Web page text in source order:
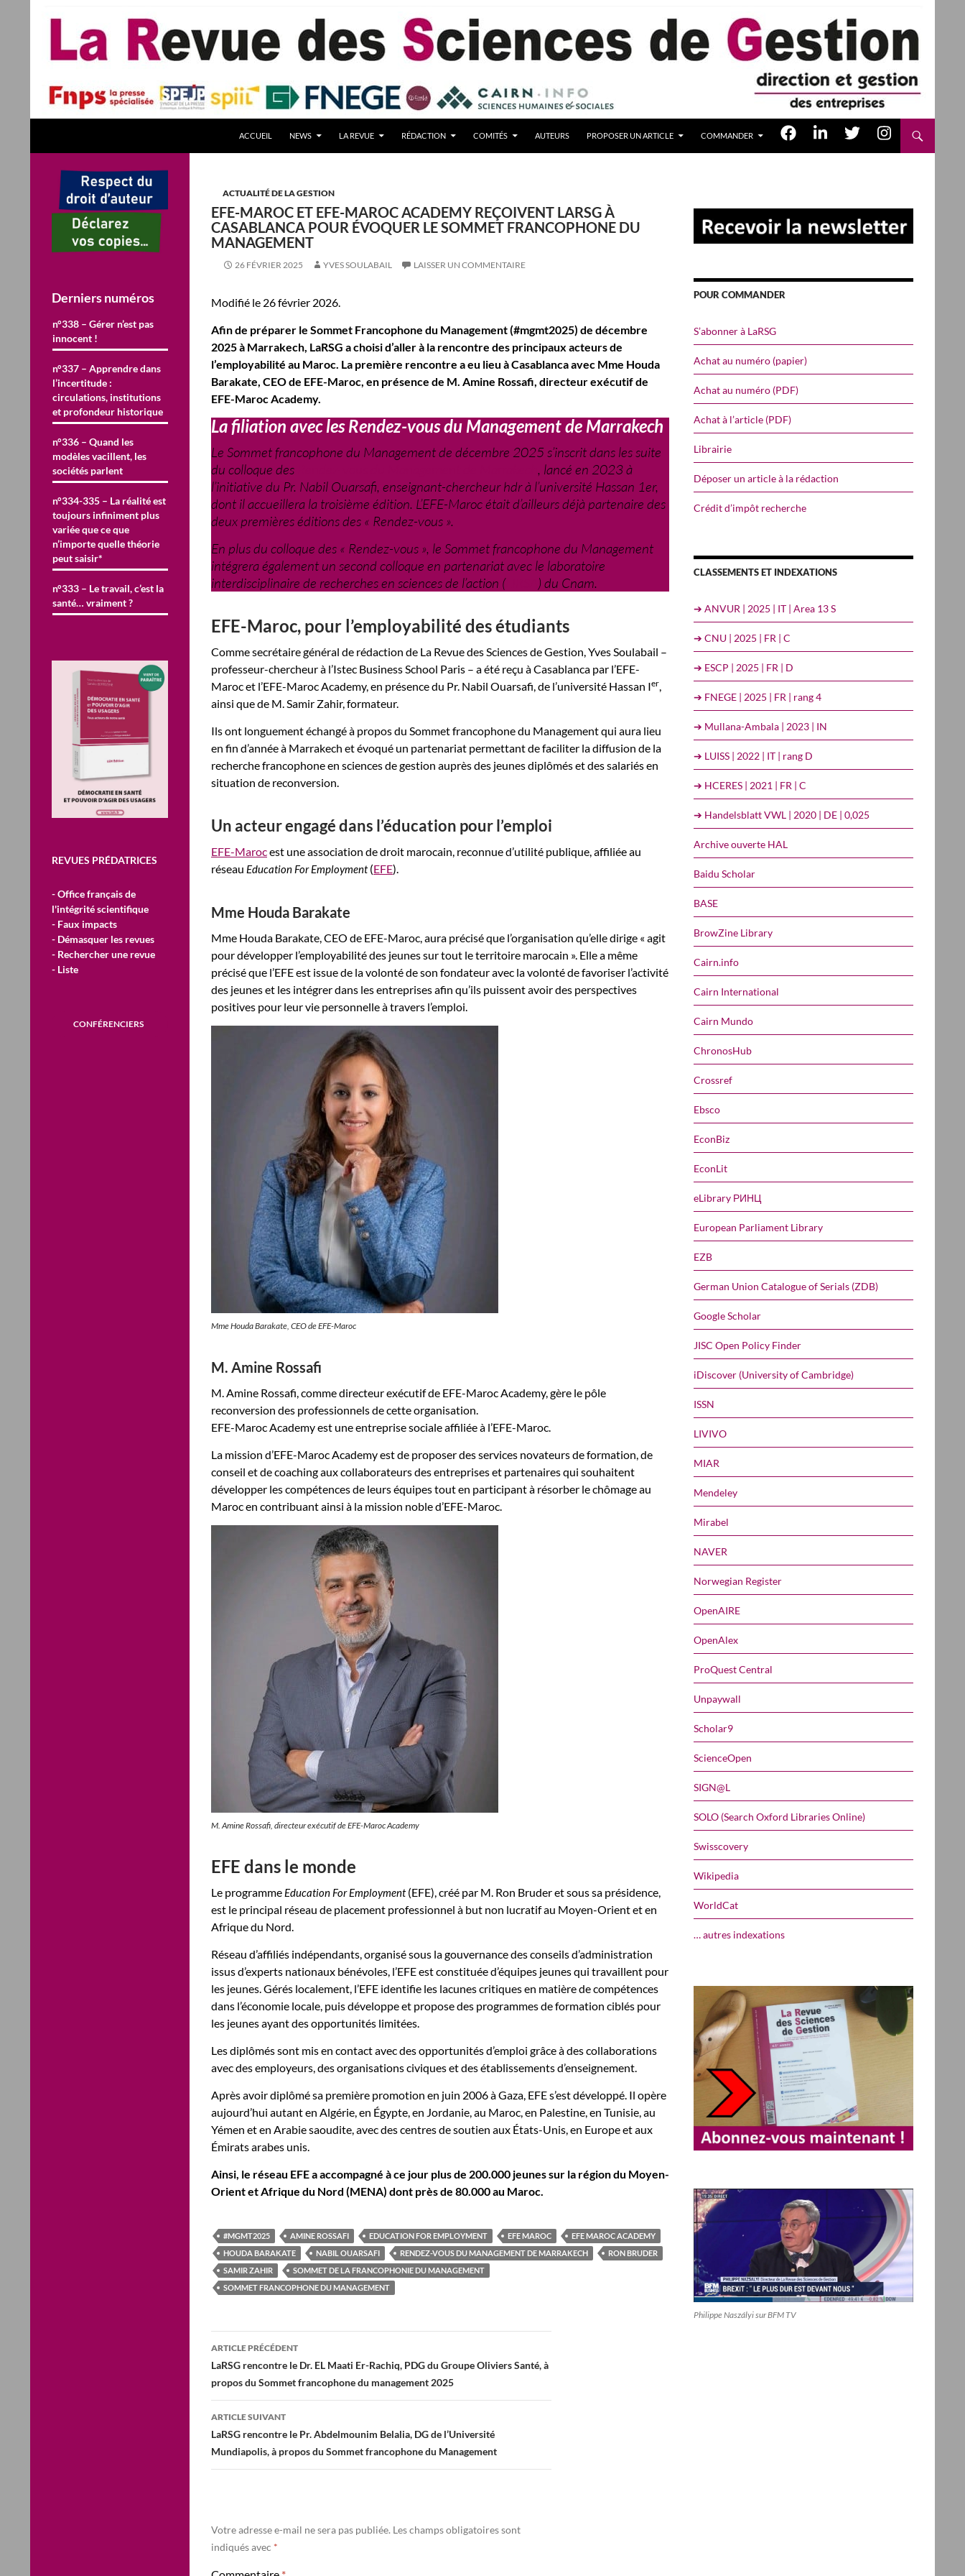
ACCUEIL NEWS LA REVUE RÉDACTION COMITÉS AUTEURS PROPOSER UN ARTICLE COMMANDER
ACTUALITÉ DE LA GESTION
EFE-MAROC ET EFE-MAROC ACADEMY REÇOIVENT LARSG À
CASABLANCA POUR ÉVOQUER LE SOMMET FRANCOPHONE DU
MANAGEMENT
26 FÉVRIER 2025 YVES SOULABAIL LAISSER UN COMMENTAIRE
Modifié le 26 février 2026.
Afin de préparer le Sommet Francophone du Management (#mgmt2025) de décembre
2025 à Marrakech, LaRSG a choisi d’aller à la rencontre des principaux acteurs de
l’employabilité au Maroc. La première rencontre a eu lieu à Casablanca avec Mme Houda
Barakate, CEO de EFE-Maroc, en présence de M. Amine Rossafi, directeur exécutif de
EFE-Maroc Academy.
La filiation avec les Rendez-vous du Management de Marrakech
Le Sommet francophone du Management de décembre 2025 s’inscrit dans les suite
du colloque des
, lancé en 2023 à
l’initiative du Pr. Nabil Ouarsafi, enseignant-chercheur hdr à l’université Hassan 1er,
dont il accueillera la troisième édition. L’EFE-Maroc était d’ailleurs déjà partenaire des
deux premières éditions des « Rendez-vous ».
En plus du colloque des « Rendez-vous », le Sommet francophone du Management
intégrera également un second colloque en partenariat avec le laboratoire
interdisciplinaire de recherches en sciences de l’action (LIRSA ) du Cnam.
EFE-Maroc, pour l’employabilité des étudiants
Comme secrétaire général de rédaction de La Revue des Sciences de Gestion, Yves Soulabail –
professeur-chercheur à l’Istec Business School Paris – a été reçu à Casablanca par l’EFE-
Maroc et l’EFE-Maroc Academy, en présence du Pr. Nabil Ouarsafi, de l’université Hassan Ier,
ainsi que de M. Samir Zahir, formateur.
Ils ont longuement échangé à propos du Sommet francophone du Management qui aura lieu
en fin d’année à Marrakech et évoqué un partenariat permettant de faciliter la diffusion de la
recherche francophone en sciences de gestion auprès des jeunes diplômés et des salariés en
situation de reconversion.
Un acteur engagé dans l’éducation pour l’emploi
EFE-Marocest une association de droit marocain, reconnue d’utilité publique, affiliée au
réseau Education For Employment(EFE).
Mme Houda Barakate
Mme Houda Barakate, CEO de EFE-Maroc, aura précisé que l’organisation qu’elle dirige « agit
pour développer l’employabilité des jeunes sur tout le territoire marocain ». Elle a même
précisé que l’EFE est issue de la volonté de son fondateur avec la volonté de favoriser l’activité
des jeunes et les intégrer dans les entreprises afin qu’ils puissent avoir des perspectives
positives pour leur vie personnelle à travers l’emploi.
Mme Houda Barakate, CEO de EFE-Maroc
M. Amine Rossafi
M. Amine Rossafi, comme directeur exécutif de EFE-Maroc Academy, gère le pôle
reconversion des professionnels de cette organisation.
EFE-Maroc Academy est une entreprise sociale affiliée à l’EFE-Maroc.
La mission d’EFE-Maroc Academy est de proposer des services novateurs de formation, de
conseil et de coaching aux collaborateurs des entreprises et partenaires qui souhaitent
développer les compétences de leurs équipes tout en participant à résorber le chômage au
Maroc en contribuant ainsi à la mission noble d’EFE-Maroc.
M. Amine Rossafi, directeur exécutif de EFE-Maroc Academy
EFE dans le monde
Le programme Education For Employment(EFE), créé par M. Ron Bruder et sous sa présidence,
est le principal réseau de placement professionnel à but non lucratif au Moyen-Orient et en
Afrique du Nord.
Réseau d’affiliés indépendants, organisé sous la gouvernance des conseils d’administration
issus d’experts nationaux bénévoles, l’EFE est constituée d’équipes jeunes qui travaillent pour
les jeunes. Gérés localement, l’EFE identifie les lacunes critiques en matière de compétences
dans l’économie locale, puis développe et propose des programmes de formation ciblés pour
les jeunes ayant des opportunités limitées.
Les diplômés sont mis en contact avec des opportunités d’emploi grâce à des collaborations
avec des employeurs, des organisations civiques et des établissements d’enseignement.
Après avoir diplômé sa première promotion en juin 2006 à Gaza, EFE s’est développé. Il opère
aujourd’hui autant en Algérie, en Égypte, en Jordanie, au Maroc, en Palestine, en Tunisie, au
Yémen et en Arabie saoudite, avec des centres de soutien aux États-Unis, en Europe et aux
Émirats arabes unis.
Ainsi, le réseau EFE a accompagné à ce jour plus de 200.000 jeunes sur la région du Moyen-
Orient et Afrique du Nord (MENA) dont près de 80.000 au Maroc.
#MGMT2025 AMINE ROSSAFI EDUCATION FOR EMPLOYMENT EFE MAROC
EFE MAROC ACADEMY
HOUDA BARAKATE
NABIL OUARSAFI RENDEZ-VOUS DU MANAGEMENT DE MARRAKECH
RON BRUDER
SAMIR ZAHIR
SOMMET DE LA FRANCOPHONIE DU MANAGEMENT
SOMMET FRANCOPHONE DU MANAGEMENT
Navigation
des
articles
ARTICLE PRÉCÉDENT
LaRSG rencontre le Dr. EL Maati Er-Rachiq, PDG du Groupe Oliviers Santé, à
propos du Sommet francophone du management 2025
ARTICLE SUIVANT
LaRSG rencontre le Pr. Abdelmounim Belalia, DG de l’Université
Mundiapolis, à propos du Sommet francophone du Management
Votre adresse e-mail ne sera pas publiée. Les champs obligatoires sont
indiqués avec *
POUR COMMANDER
S’abonner à LaRSG
Achat au numéro (papier)
Achat au numéro (PDF)
Achat à l’article (PDF)
Librairie
Déposer un article à la rédaction
Crédit d’impôt recherche
CLASSEMENTS ET INDEXATIONS
➔ ANVUR | 2025 | IT | Area 13 S
➔ CNU | 2025 | FR | C
➔ ESCP | 2025 | FR | D
➔ FNEGE | 2025 | FR | rang 4
➔ Mullana-Ambala | 2023 | IN
➔ LUISS | 2022 | IT | rang D
➔ HCERES | 2021 | FR | C
➔ Handelsblatt VWL | 2020 | DE | 0,025
Archive ouverte HAL
Baidu Scholar
BASE
BrowZine Library
Cairn.info
Cairn International
Cairn Mundo
ChronosHub
Crossref
Ebsco
EconBiz
EconLit
eLibrary РИНЦ
European Parliament Library
EZB
German Union Catalogue of Serials (ZDB)
Google Scholar
JISC Open Policy Finder
iDiscover (University of Cambridge)
ISSN
LIVIVO
MIAR
Mendeley
Mirabel
NAVER
Norwegian Register
OpenAIRE
OpenAlex
ProQuest Central
Unpaywall
Scholar9
ScienceOpen
SIGN@L
SOLO (Search Oxford Libraries Online)
Swisscovery
Wikipedia
WorldCat
… autres indexations
Philippe Naszályi sur BFM TV
management – Revue gestion
REVUE GESTION Revues de Gestion
Derniers numéros
n°338 – Gérer n’est pas
innocent !
n°337 – Apprendre dans
l’incertitude :
circulations, institutions
et profondeur historique
n°336 – Quand les
modèles vacillent, les
sociétés parlent
n°334-335 – La réalité est
toujours infiniment plus
variée que ce que
n’importe quelle théorie
peut saisir*
n°333 – Le travail, c’est la
santé… vraiment ?
REVUES PRÉDATRICES
- Office français de
l'intégrité scientifique
- Faux impacts
- Démasquer les revues
- Rechercher une revue
- Liste
CONFÉRENCIERS